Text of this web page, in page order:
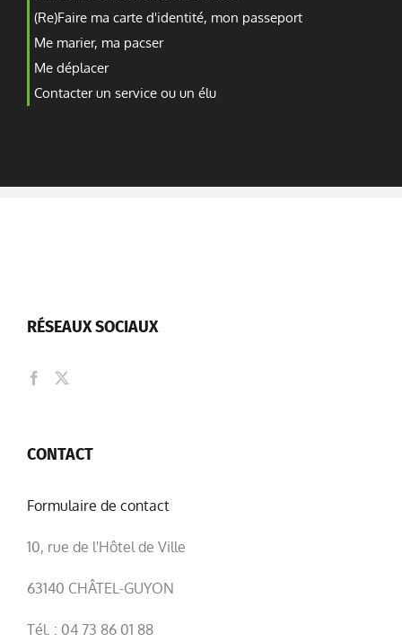
(Re)Faire ma carte d'identité, mon passeport
Me marier, ma pacser
Me déplacer
Contacter un service ou un élu
RÉSEAUX SOCIAUX
CONTACT
Formulaire de contact
10, rue de l'Hôtel de Ville
63140 CHÂTEL-GUYON
Tél. : 04 73 86 01 88